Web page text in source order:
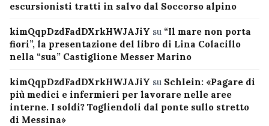
escursionisti tratti in salvo dal Soccorso alpino
kimQqpDzdFadDXrkHWJAJiY su “Il mare non porta
fiori”, la presentazione del libro di Lina Colacillo
nella “sua” Castiglione Messer Marino
kimQqpDzdFadDXrkHWJAJiY su Schlein: «Pagare di
più medici e infermieri per lavorare nelle aree
interne. I soldi? Togliendoli dal ponte sullo stretto
di Messina»